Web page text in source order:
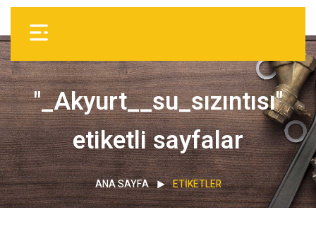
"_Akyurt__su_sızıntısı"
etiketli sayfalar
ANA SAYFA ETIKETLER